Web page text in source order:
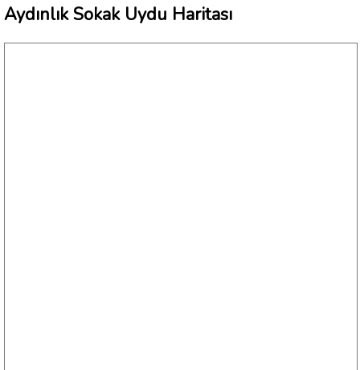
Aydınlık Sokak Uydu Haritası